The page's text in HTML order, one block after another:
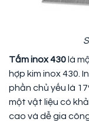
Tấm inox 430 là
hợp kim inox 430.
phần chủ yếu là
một vật liệu có
cao và dễ gia